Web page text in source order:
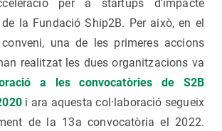
per a startups d'impacte
la Fundació Ship2B. Per això, en el
una de les primeres accions
realitzat les dues organitzacions va
a les convocatòries de S2B
i ara aquesta col·laboració segueix
de la 13a convocatòria el 2022.